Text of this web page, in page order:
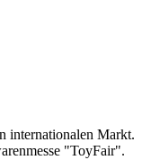
internationalen Markt.
"ToyFair".